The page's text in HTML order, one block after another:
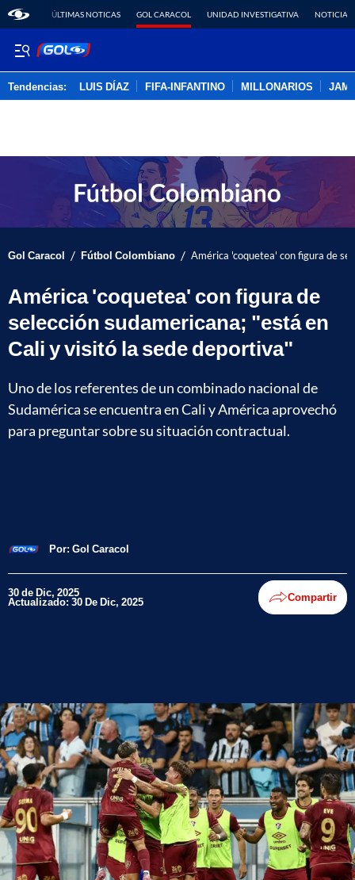
ÚLTIMAS NOTICAS GOL CARACOL UNIDAD INVESTIGATIVA NOTICIAS
Tendencias: LUIS DÍAZ FIFA-INFANTINO MILLONARIOS
Gol Caracol / Fútbol Colombiano / América 'coquetea' con figura de
América 'coquetea' con figura de
selección sudamericana; "está en
Cali y visitó la sede deportiva"
Uno de los referentes de un combinado nacional de
Sudamérica se encuentra en Cali y América aprovechó
para preguntar sobre su situación contractual.
Por: Gol Caracol
30 de Dic, 2025
Actualizado: 30 De Dic, 2025 Compartir